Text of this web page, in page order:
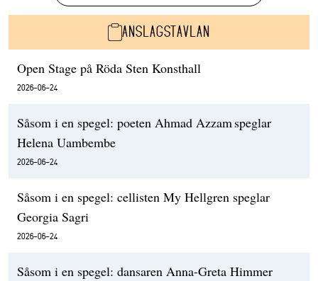
ANSLAGSTAVLAN
Open Stage på Röda Sten Konsthall
2026-06-24
Såsom i en spegel: poeten Ahmad Azzam speglar
Helena Uambembe
2026-06-24
Såsom i en spegel: cellisten My Hellgren speglar
Georgia Sagri
2026-06-24
Såsom i en spegel: dansaren Anna-Greta Himmer